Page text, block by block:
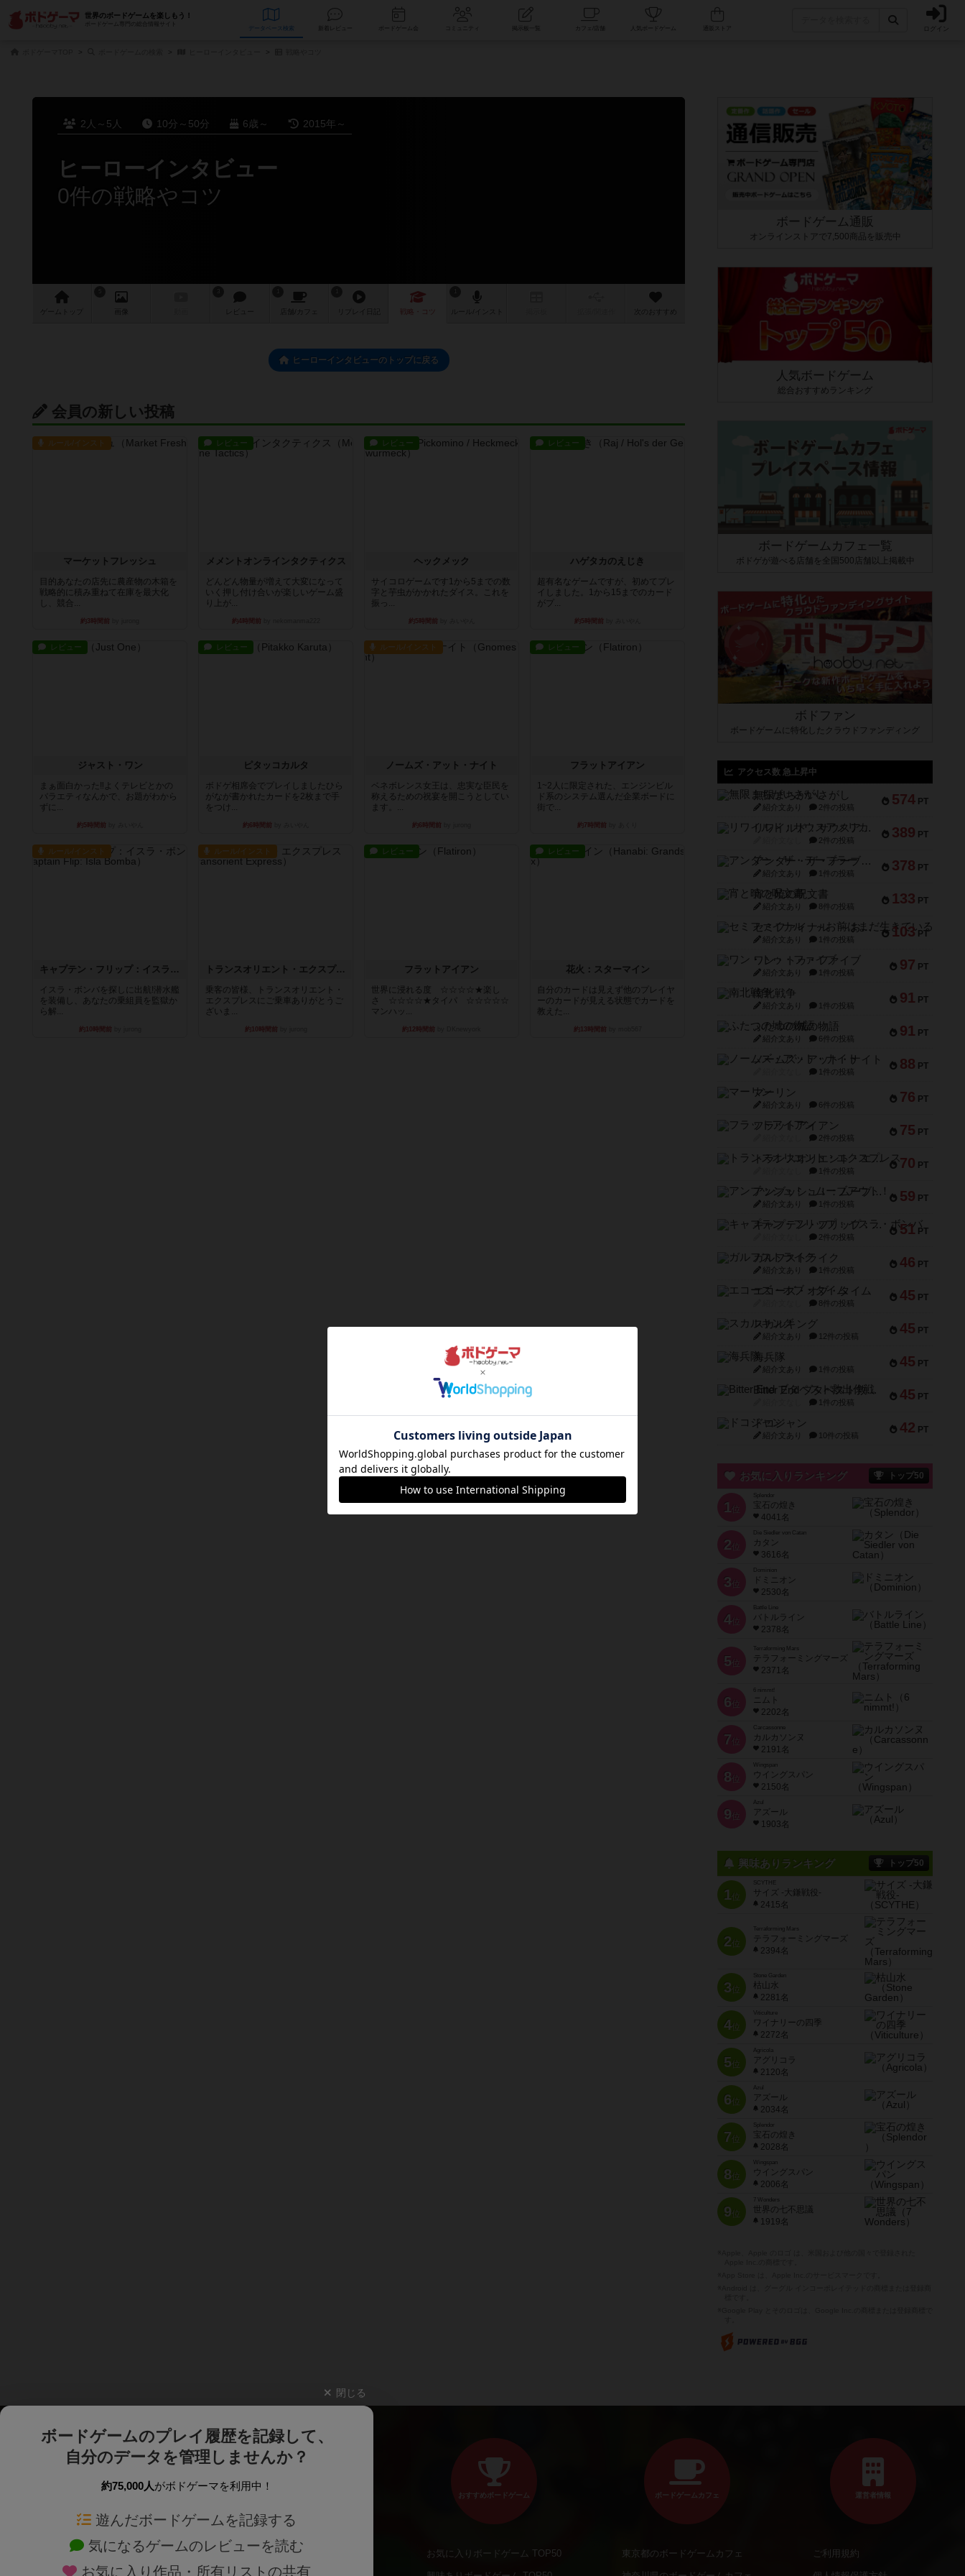
世界のボードゲームを楽しもう！
ボードゲーム専門の総合情報サイト
データベース コミュニティ 人気ボードゲーム ログイン
2人～5人 10分～50分 6歳～ 2015年～
ヒーローインタビュー
0件の戦略やコツ
ゲーム 画像 レビュー 店舗/ カフェ 戦略 ・コツ 次のおすすめ
ヒーローインタビューのトップに戻る
会員の新しい投稿
ルール/インスト
マーケットフレッシュ
目的あなたの店先に農産物の木箱を
戦略的に積み重ねて在庫を最大化
し、競合...
約3時間前
レビュー
メメントオンラインタクティクス
どんどん物量が増えて大変になって
いく押し付け合いが楽しいゲーム盛
り上が...
約4時間前
レビュー
ヘックメック
サイコロゲームです1から5までの数
字と芋虫がかかれたダイス。これを
振っ...
約5時間前
レビュー
ハゲタカのえじき
超有名なゲームですが、初めてプレ
イしました。1から15までのカード
がプ...
約5時間前
レビュー
ジャスト・ワン
まぁ面白かった‼️よくテレビとかの
バラエティなんかで、お題がわから
ずに...
約5時間前
レビュー
ピタッコカルタ
ボドゲ相席会でプレイしましたひら
がなが書かれたカードを2枚まで手
をつけ...
約6時間前
ルール/インスト
ノームズ・アット・ナイト
ベネボレンス女王は、忠実な臣民を
称えるための祝宴を開こうとしてい
ます。...
約6時間前
レビュー
フラットアイアン
1~2人に限定された、エンジンビル
ド系のシステム選んだ企業ボードに
街で...
約7時間前
ルール/インスト
キャプテン・フリップ：イスラ・ボンバ
イスラ・ボンバを探しに出航!潜水艦
を装備し、あなたの乗組員を監獄か
ら解...
約10時間前
ルール/インスト
トランスオリエント・エクスプレス
乗客の皆様、トランスオリエント・
エクスプレスにご乗車ありがとうご
ざいま...
約10時間前
レビュー
フラットアイアン
世界に浸れる度 ☆☆☆☆★楽し
さ ☆☆☆☆★タイパ ☆☆☆☆☆
マンハッ...
約12時間前
レビュー
花火：スターマイン
自分のカードは見えず他のプレイヤ
ーのカードが見える状態でカードを
教えた...
約13時間前
ボードゲーム通販
オンラインストアで7,500商品を販売中
人気ボードゲーム
総合おすすめランキング
ボードゲームカフェ一覧
ボドゲが遊べる店舗を全国500店舗以上掲載中
ボドファン
ボードゲームに特化したクラウドファンディング
アクセス数 急上昇中
574 PT
無限まちがいさがし
紹介文あり 2件の投稿
389 PT
リワイルド：サウスアメリカ
2件の投稿
378 PT
アンダー・ザ・テーブラー
紹介文あり 1件の投稿
133 PT
宵と暁の呪文書
紹介文あり 8件の投稿
103 PT
セミファイナル ～お前はまだ生きている～
紹介文あり 1件の投稿
97 PT
ワン・トゥ・ファイブ
紹介文あり 1件の投稿
91 PT
南北戦争
紹介文あり 1件の投稿
91 PT
ふたつの城の物語
紹介文あり 6件の投稿
88 PT
ノームズ・アット・ナイト
1件の投稿
76 PT
マーリン
紹介文あり 6件の投稿
75 PT
フラットアイアン
2件の投稿
70 PT
トランスオリエント・エクスプレス
1件の投稿
59 PT
アンブッシュ！：ムーブアウト！
紹介文あり 1件の投稿
51 PT
キャプテン・フリップ：イスラ・ボンバ
2件の投稿
46 PT
ガルフストライク
紹介文あり 1件の投稿
45 PT
エコーズ・オブ・タイム
8件の投稿
45 PT
スカルキング
紹介文あり 12件の投稿
45 PT
海兵隊
紹介文あり 1件の投稿
45 PT
Bitter End ブタペスト救出作戦
1件の投稿
42 PT
ドコジャン
紹介文あり 10件の投稿
お気に入りランキング トップ50
1 位
宝石の煌き
4041名
2 位
Die Siedler von Catan
カタン
3616名
3 位
ドミニオン
2530名
4位
Battle Line
バトルライン
2378名
5 位
Terraforming Mars
テラフォーミングマーズ
2371名
6 位
ニムト
2202名
7 位
Carcassonne
カルカソンヌ
2191名
8 位
Wingspan
ウイングスパン
2150名
9 位
Azul
アズール
1903名
興味ありランキング トップ50
1位
SCYTHE
サイズ -大鎌戦役-
2415名
2位
Terraforming Mars
テラフォーミングマーズ
2394名
3位
Stone Garden
枯山水
2281名
4位
Viticulture
ワイナリーの四季
2272名
5位
Agricola
アグリコラ
2120名
6位
Azul
アズール
2034名
7位
宝石の煌き
2028名
8位
Wingspan
ウイングスパン
2006名
9位
7 Wonders
世界の七不思議
1919名
閉じる
ボードゲームのプレイ履歴を記録して、
自分のデータを管理しませんか？
約75,000人がボドゲーマを利用中！
遊んだボードゲームを記録する
気になるゲームのレビューを読む
お気に入り作品・所有リストの共有
ボードゲームを検索する 新作・再入荷情報
おすすめボードゲーム
お気に入りボードゲーム TOP50
ボードゲームカフェ
東京都のボードゲームカフェ
運営者情報
ご利用規約